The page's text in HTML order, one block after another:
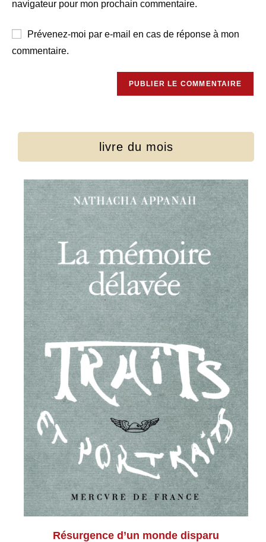
navigateur pour mon prochain commentaire.
Prévenez-moi par e-mail en cas de réponse à mon
commentaire.
livre du mois
Résurgence d’un monde disparu